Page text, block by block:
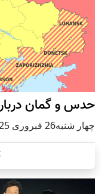
حدس و گمان
چهار شنبه26 فبروری 2025